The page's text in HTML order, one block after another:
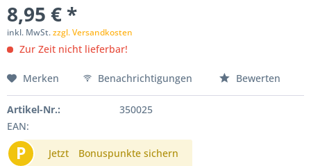
8,95 € *
inkl. MwSt.zzgl. Versandkosten
Zur Zeit nicht lieferbar!
Merken Benachrichtigungen Bewerten
Artikel-Nr.:
350025
EAN:
P Jetzt Bonuspunkte sichern